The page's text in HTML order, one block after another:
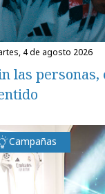
4 de agosto 2026
las
Campañas